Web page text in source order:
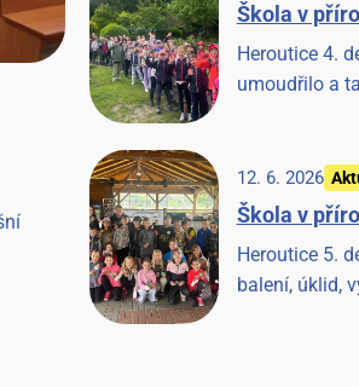
Škola v
Heroutice 4.
umoudřilo a
a koní,
12. 6. 2026
Škola v
Heroutice 5.
balení, úklid,